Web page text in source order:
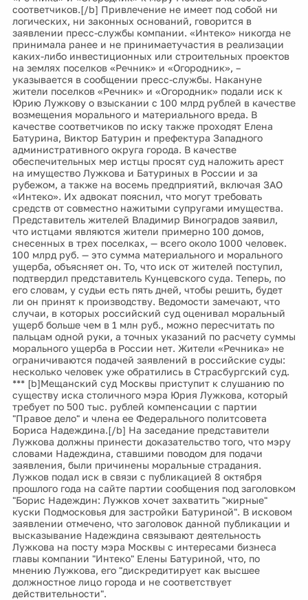
соответчиков.[/b] Привлечение не имеет под собой ни
логических, ни законных оснований, говорится в
заявлении пресс-службы компании. «Интеко» никогда не
принимала ранее и не принимаетучастия в реализации
каких-либо инвестиционных или строительных проектов
на землях поселков «Речник» и «Огородник», –
указывается в сообщении пресс-службы. Накануне
жители поселков «Речник» и «Огородник» подали иск к
Юрию Лужкову о взыскании с 100 млрд рублей в качестве
возмещения морального и материального вреда. В
качестве соответчиков по иску также проходят Елена
Батурина, Виктор Батурин и префектура Западного
административного округа города. В качестве
обеспечительных мер истцы просят суд наложить арест
на имущество Лужкова и Батуриных в России и за
рубежом, а также на восемь предприятий, включая ЗАО
«Интеко». Их адвокат пояснил, что могут требовать
средств от совместно нажитыми супругами имущества.
Представитель жителей Владимир Виноградов заявил,
что истцами являются жители примерно 100 домов,
снесенных в трех поселках, — всего около 1000 человек.
100 млрд руб. — это сумма материального и морального
ущерба, объясняет он. То, что иск от жителей поступил,
подтвердил представитель Кунцевского суда. Теперь, по
его словам, у судьи есть пять дней, чтобы решить, будет
ли он принят к производству. Ведомости замечают, что
случаи, в которых российский суд оценивал моральный
ущерб больше чем в 1 млн руб., можно пересчитать по
пальцам одной руки, а точных указаний по расчету суммы
морального ущерба в России нет. Жители «Речника» не
ограничиваются подачей заявлений в российские суды:
несколько человек уже обратились в Страсбургский суд.
*** [b]Мещанский суд Москвы приступит к слушанию по
существу иска столичного мэра Юрия Лужкова, который
требует по 500 тыс. рублей компенсации с партии
"Правое дело" и члена ее Федерального политсовета
Бориса Надеждина.[/b] На заседание представители
Лужкова должны принести доказательство того, что мэру
словами Надеждина, ставшими поводом для подачи
заявления, были причинены моральные страдания.
Лужков подал иск в связи с публикацией 8 октября
прошлого года на сайте партии сообщения под заголовком
"Борис Надеждин: Лужков хочет захватить "жирные"
куски Подмосковья для застройки Батуриной". В исковом
заявлении отмечено, что заголовок данной публикации и
высказывание Надеждина связывают деятельность
Лужкова на посту мэра Москвы с интересами бизнеса
главы компании "Интеко" Елены Батуриной, что, по
мнению Лужкова, его "дискредитирует как высшее
должностное лицо города и не соответствует
действительности".